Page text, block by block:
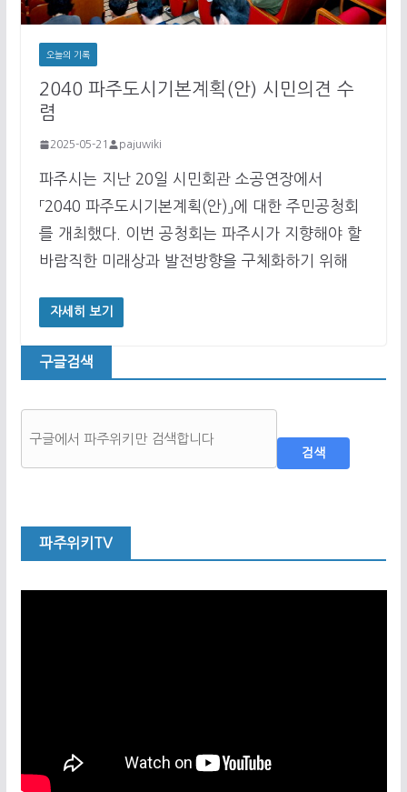
오늘의 기록
2040 파주도시기본계획(안) 시민의견 수
렴
2025-05-21 pajuwiki
파주시는 지난 20일 시민회관 소공연장에서
「2040 파주도시기본계획(안)」에 대한 주민공청회
를 개최했다. 이번 공청회는 파주시가 지향해야 할
바람직한 미래상과 발전방향을 구체화하기 위해
자세히 보기
구글검색
검색
파주위키TV